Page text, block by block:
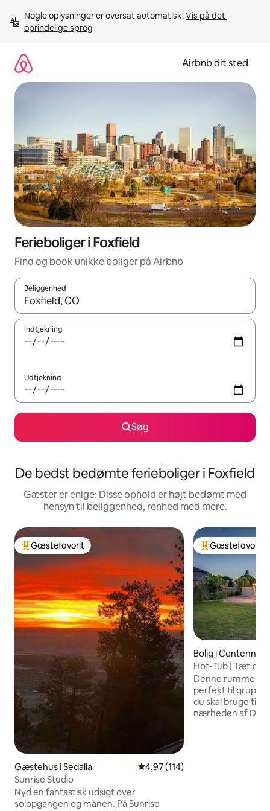
videre
Nogle oplysninger er oversat automatisk. Vis på det
oprindelige sprog
Airbnb dit sted
Ferieboliger i Foxfield
Find og book unikke boliger på Airbnb
Beliggenhed
Når resultaterne er tilgængelige, skal du navigere med
Indtjekning
Udtjekning
Søg
De bedst bedømte ferieboliger i Foxfield
Gæster er enige: Disse ophold er højt bedømt med
hensyn til beliggenhed, renhed med mere.
Bedste gæstefavorit
Gæstefavorit
Gæstehus i Sedalia 4,97 ud af 5 i gennemsnitlig
4,97 (114)
Sunrise Studio
Nyd en fantastisk udsigt over
solopgangen og månen. På Sunrise
Bedste
Gæstefavorit
Bolig i Centennial
Hot-Tub | Tæt på
Pit
Denne
perfekt til
du skal bruge til
nærheden af